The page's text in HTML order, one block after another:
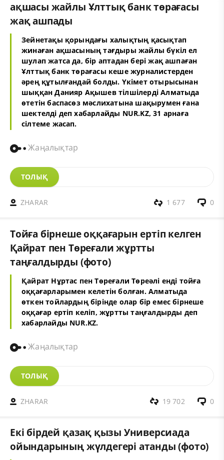
ақшасы жайлы Ұлттық банк төрағасы
жақ ашпады
Зейнетақы қорындағы халықтың қасықтап
жинаған ақшасының тағдыры жайлы бүкіл ел
шулап жатса да, бір аптадан бері жақ ашпаған
Ұлттық банк төрағасы кеше журналистерден
әрең құтылғандай болды. Үкімет отырысынан
шыққан Данияр Ақышев тілшілерді Алматыда
өтетін баспасөз мәслихатына шақырумен ғана
шектелді деп хабарлайды NUR.KZ,31 арнаға
сілтеме жасап.
Жаңалықтар
ТОЛЫҚ
ZHARAR 0
1 677
Тойға бірнеше оққағарын ертіп келген
Қайрат пен Төреғали жұртты
таңғалдырды (фото)
Қайрат Нұртас пен Төреғали Төреәлі енді тойға
оққағарларымен келетін болған. Алматыда
өткен тойлардың бірінде олар бір емес бірнеше
оққағар ертіп келіп, жұртты таңғалдырды деп
хабарлайды NUR.KZ.
Жаңалықтар
ТОЛЫҚ
ZHARAR 0
19 702
Екі бірдей қазақ қызы Универсиада
ойындарының жүлдегері атанды (фото)